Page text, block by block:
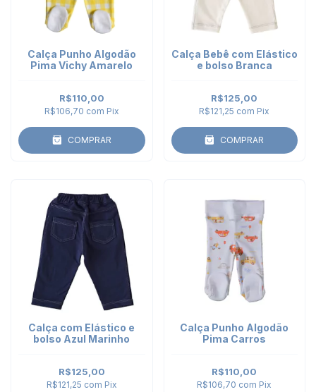
Calça Punho Algodão
Pima Vichy Amarelo
R$110,00
R$106,70 com Pix
COMPRAR
Calça Bebê com Elástico
e bolso Branca
R$125,00
R$121,25 com Pix
COMPRAR
Calça com Elástico e
bolso Azul Marinho
R$125,00
R$121,25 com Pix
Calça Punho Algodão
Pima Carros
R$110,00
R$106,70 com Pix